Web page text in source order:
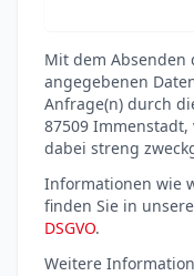
Mit dem Absenden
angegebenen
Anfrage(n) durch
87509
dabei streng
Informationen wie
finden Sie in
DSGVO.
Weitere